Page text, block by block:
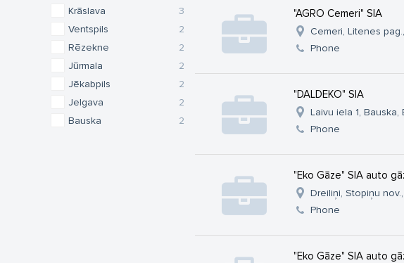
3
Krāslava
2
Ventspils
2
Rēzekne
2
Jūrmala
2
Jēkabpils
2
Jelgava
2
Bauska
"AGRO Cemeri" SIA
Cemeri, Litenes
Phone
"DALDEKO" SIA
Laivu iela 1, Bauska,
Phone
"Eko Gāze" SIA auto
Dreiliņi, Stopiņu nov.,
Phone
"Eko Gāze" SIA auto